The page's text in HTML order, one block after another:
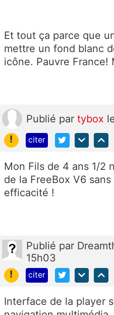
Et tout ça parce que
mettre un fond blanc
icône. Pauvre France!
Publié par tybox
!
citer
Mon Fils de 4 ans 1/2
de la FreeBox V6
efficacité !
Publié par
15h03
!
citer
Interface de la player